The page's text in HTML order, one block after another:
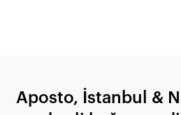
Aposto, İstanbul &